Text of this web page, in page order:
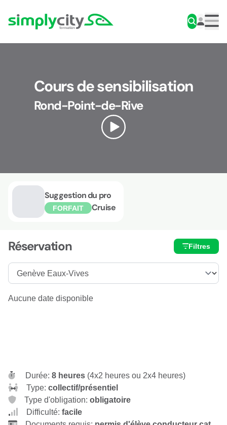
Simplycity
Cours de sensibilisation
Rond-Point-de-Rive
Suggestion du pro
FORFAIT Cruise
Durée: 8 heures (4x2 heures ou 2x4 heures)
Type: collectif/présentiel
Type d'obligation: obligatoire
Difficulté: facile
Réservation Filtres
Aucune date disponible